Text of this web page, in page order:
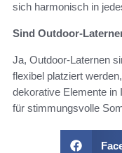
sich harmonisch in
Sind Outdoor-
Ja, Outdoor-Laternen
flexibel platziert
dekorative Elemente in
für stimmungsvolle